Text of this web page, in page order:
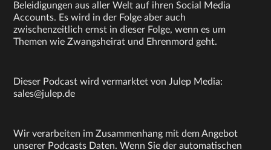
Beleidigungen aus aller Welt auf ihren Social Media
Accounts. Es wird in der Folge aber auch
zwischenzeitlich ernst in dieser Folge, wenn es um
Themen wie Zwangsheirat und Ehrenmord geht.
Dieser Podcast wird vermarktet von Julep Media:
sales@julep.de
Wir verarbeiten im Zusammenhang mit dem Angebot
unserer Podcasts Daten. Wenn Sie der automatischen